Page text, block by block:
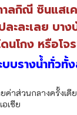
าลกิณี ซินแส
ะละเลย บ
นโกง หรือโจ
บรางน้ำทั่วทั้
าส่วนกลางครั้งเ
เชีย